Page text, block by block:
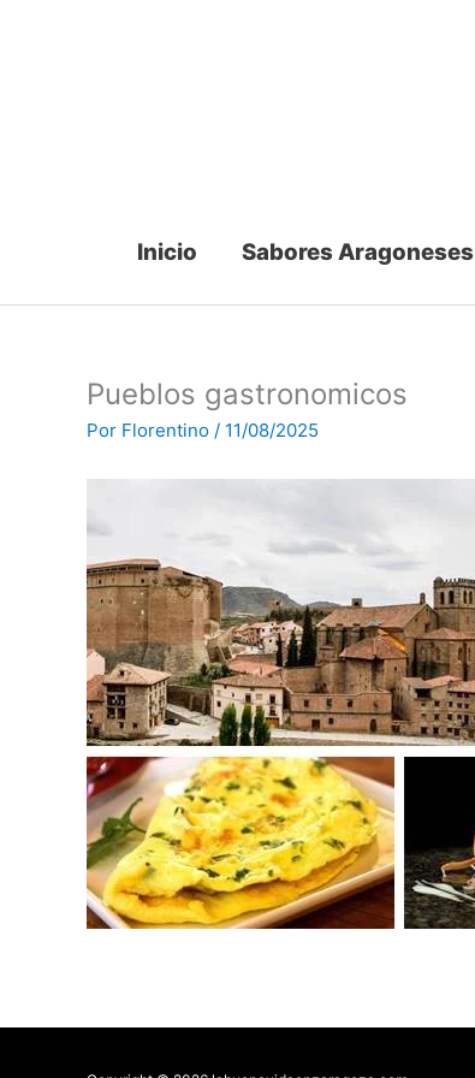
Inicio Sabores Aragoneses
Pueblos gastronomicos
Por Florentino / 11/08/2025